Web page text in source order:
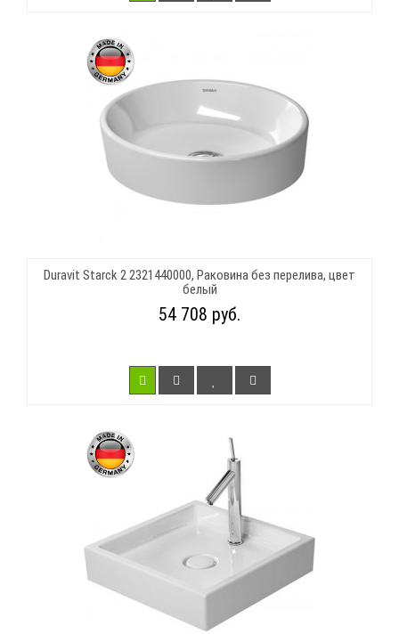
Duravit Starck 2 2321440000, Раковина без перелива, цвет
белый
54 708 руб.